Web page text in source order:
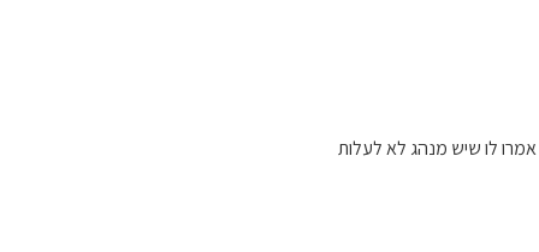
לו שיש מנהג לא לעלות